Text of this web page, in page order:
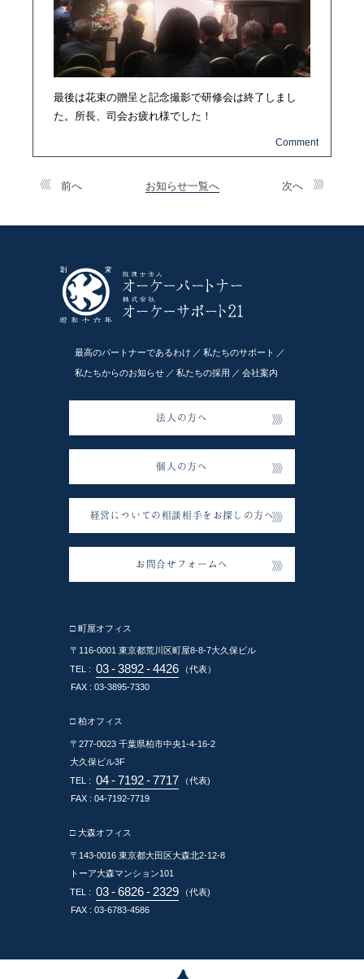
最後は花束の贈呈と記念撮影で研修会は終了しまし
た。所長、司会お疲れ様でした！
前へ お知らせ一覧へ 次へ
最高のパートナーであるわけ 私たちのサポート
私たちからのお知らせ 私たちの採用 会社案内
法人の方へ
個人の方へ
経営についての相談相手をお探しの方へ
お問合せフォームへ
□ 町屋オフィス
〒116-0001 東京都荒川区町屋8-8-7大久保ビル
TEL : 03 - 3892 - 4426
（代表）
FAX : 03-3895-7330
□ 柏オフィス
〒277-0023 千葉県柏市中央1-4-16-2
大久保ビル3F
TEL : 04 - 7192 - 7717
（代表)
FAX : 04-7192-7719
□ 大森オフィス
〒143-0016 東京都大田区大森北2-12-8
トーア大森マンション101
TEL : 03 - 6826 - 2329
（代表)
FAX : 03-6783-4586